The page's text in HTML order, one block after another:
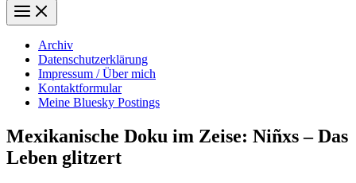
Main
Menu
Archiv
Datenschutzerklärung
Impressum / Über mich
Kontaktformular
Meine Bluesky Postings
Mexikanische Doku im Zeise: Niñxs – Das
Leben glitzert